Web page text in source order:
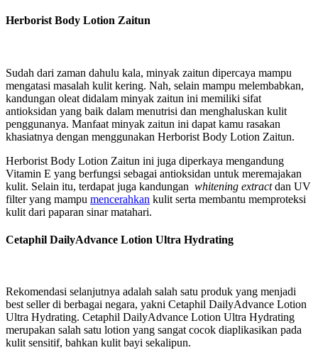
Herborist Body Lotion Zaitun
Sudah dari zaman dahulu kala, minyak zaitun dipercaya mampu
mengatasi masalah kulit kering. Nah, selain mampu melembabkan,
kandungan oleat didalam minyak zaitun ini memiliki sifat
antioksidan yang baik dalam menutrisi dan menghaluskan kulit
penggunanya. Manfaat minyak zaitun ini dapat kamu rasakan
khasiatnya dengan menggunakan Herborist Body Lotion Zaitun.
Herborist Body Lotion Zaitun ini juga diperkaya mengandung
Vitamin E yang berfungsi sebagai antioksidan untuk meremajakan
kulit. Selain itu, terdapat juga kandungan whitening extractdan UV
filter yang mampu mencerahkan kulit serta membantu memproteksi
kulit dari paparan sinar matahari.
Cetaphil DailyAdvance Lotion Ultra Hydrating
Rekomendasi selanjutnya adalah salah satu produk yang menjadi
best seller di berbagai negara, yakni Cetaphil DailyAdvance Lotion
Ultra Hydrating. Cetaphil DailyAdvance Lotion Ultra Hydrating
merupakan salah satu lotion yang sangat cocok diaplikasikan pada
kulit sensitif, bahkan kulit bayi sekalipun.